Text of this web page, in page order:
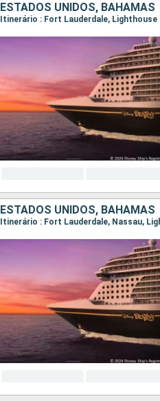
ESTADOS UNIDOS, BAHAMAS
Itinerário : Fort Lauderdale,
ESTADOS UNIDOS, BAHAMAS
Itinerário : Fort Lauderdale, Nassau,